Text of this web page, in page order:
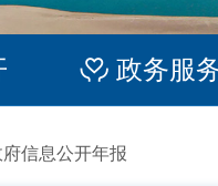
政务服
信息公开年报